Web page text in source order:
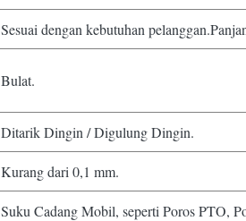
Sesuai dengan kebutuhan
Bulat.
Ditarik Dingin / Digulung Dingin.
Kurang dari 0,1 mm.
Suku Cadang Mobil, seperti Poros PTO,